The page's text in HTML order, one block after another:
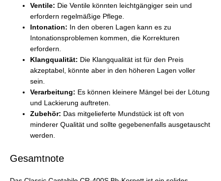
Ventile: Die Ventile könnten leichtgängiger sein und
erfordern regelmäßige Pflege.
Intonation: In den oberen Lagen kann es zu
Intonationsproblemen kommen, die Korrekturen
erfordern.
Klangqualität: Die Klangqualität ist für den Preis
akzeptabel, könnte aber in den höheren Lagen voller
sein.
Verarbeitung: Es können kleinere Mängel bei der Lötung
und Lackierung auftreten.
Zubehör: Das mitgelieferte Mundstück ist oft von
minderer Qualität und sollte gegebenenfalls ausgetauscht
werden.
Gesamtnote